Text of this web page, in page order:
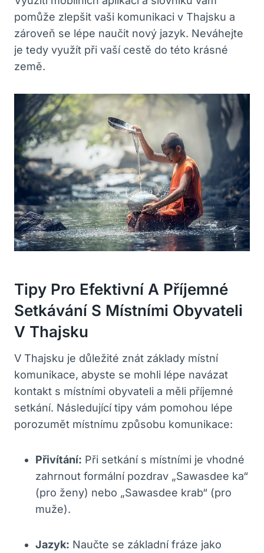
pomůže zlepšit vaši komunikaci v Thajsku a
zároveň se lépe naučit nový jazyk. Neváhejte
je tedy využít při vaší‌ cestě do této krásné
země.
Tipy Pro Efektivní A Příjemné
Setkávání S Místními Obyvateli
V Thajsku
V Thajsku je důležité znát ‌základy místní
komunikace, abyste se⁤ mohli ⁣lépe navázat
⁣kontakt s místními obyvateli a měli‌ příjemné
setkání. Následující tipy vám pomohou lépe
porozumět místnímu způsobu komunikace:
Přivítání: Při setkání s místními je⁢ vhodné
zahrnout formální pozdrav „Sawasdee ka“
(pro ženy) nebo „Sawasdee krab“ (pro
muže).
Jazyk: Naučte se základní fráze jako